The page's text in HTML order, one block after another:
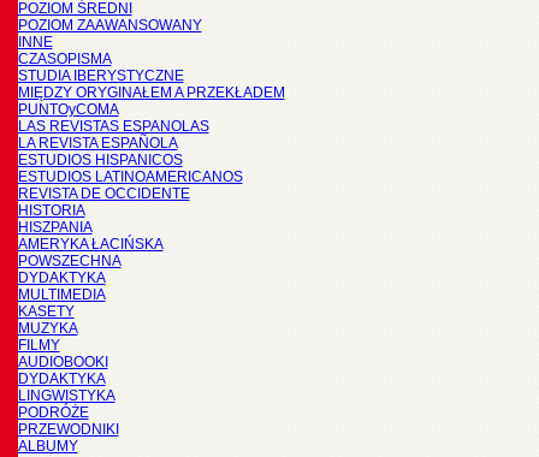
POZIOM ŚREDNI
POZIOM ZAAWANSOWANY
INNE
CZASOPISMA
STUDIA IBERYSTYCZNE
MIĘDZY ORYGINAŁEM A PRZEKŁADEM
PUNTOyCOMA
LAS REVISTAS ESPANOLAS
LA REVISTA ESPAÑOLA
ESTUDIOS HISPANICOS
ESTUDIOS LATINOAMERICANOS
REVISTA DE OCCIDENTE
HISTORIA
HISZPANIA
AMERYKA ŁACIŃSKA
POWSZECHNA
DYDAKTYKA
MULTIMEDIA
KASETY
MUZYKA
FILMY
AUDIOBOOKI
DYDAKTYKA
LINGWISTYKA
PODRÓŻE
PRZEWODNIKI
ALBUMY